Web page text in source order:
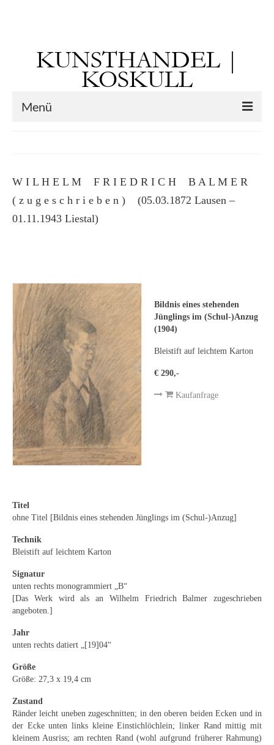
KUNSTHANDEL |
KOSKULL
Menü
Georg Otto Forster (01.08.1791 Sausenheim
– 02.06.1851 ebd.)
George Paice
Johann Georg Strobel
Ludwig Martin Wilberg
Weitere Künstler nach 1945
Kunst 1900-1945
Walter Becker
Ernst Geitlinger
Emma Joos
Richard Sprick
Helmut Diekmann
August Lange-Brock
W I L H E L M F R I E D R I C H B A L M E R
( z u g e s c h r i e b e n ) (05.03.1872 Lausen –
01.11.1943 Liestal)
Bildnis eines stehenden
Jünglings im (Schul-)Anzug
(1904)
Bleistift auf leichtem Karton
€ 290,-
Kaufanfrage
Titel
ohne Titel [Bildnis eines stehenden Jünglings im (Schul-)Anzug]
Technik
Bleistift auf leichtem Karton
Signatur
unten rechts monogrammiert „B“
[Das Werk wird als an Wilhelm Friedrich Balmer zugeschrieben
angeboten.]
Jahr
unten rechts datiert „[19]04“
Größe
Größe: 27,3 x 19,4 cm
Zustand
Ränder leicht uneben zugeschnitten; in den oberen beiden Ecken und in
der Ecke unten links kleine Einstichlöchlein; linker Rand mittig mit
kleinem Ausriss; am rechten Rand (wohl aufgrund früherer Rahmung)